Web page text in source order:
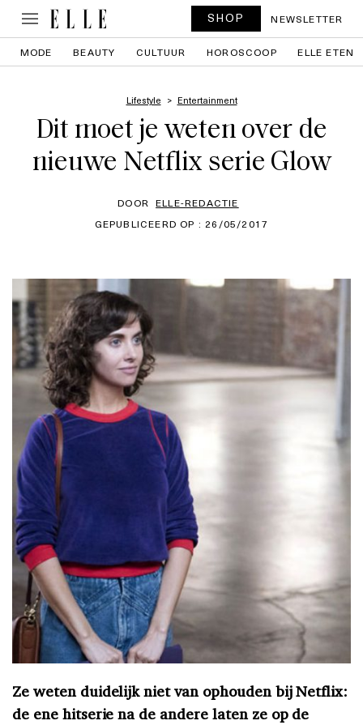
SHOP NEWSLETTER
MODE BEAUTY CULTUUR HOROSCOOP ELLE ETEN
Lifestyle Entertainment
Dit moet je weten over de
nieuwe Netflix serie Glow
DOOR ELLE-REDACTIE
GEPUBLICEERD OP : 26/05/2017
Ze weten duidelijk niet van ophouden bij Netflix:
de ene hitserie na de andere laten ze op de